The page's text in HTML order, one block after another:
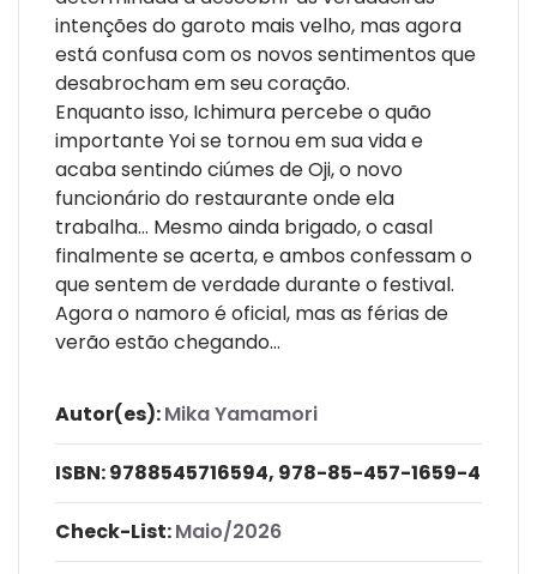
intenções do garoto mais velho, mas agora
está confusa com os novos sentimentos que
desabrocham em seu coração.
Enquanto isso, Ichimura percebe o quão
importante Yoi se tornou em sua vida e
acaba sentindo ciúmes de Oji, o novo
funcionário do restaurante onde ela
trabalha... Mesmo ainda brigado, o casal
finalmente se acerta, e ambos confessam o
que sentem de verdade durante o festival.
Agora o namoro é oficial, mas as férias de
verão estão chegando...
Autor(es):Mika Yamamori
ISBN:9788545716594, 978-85-457-1659-4
Check-List:Maio/2026